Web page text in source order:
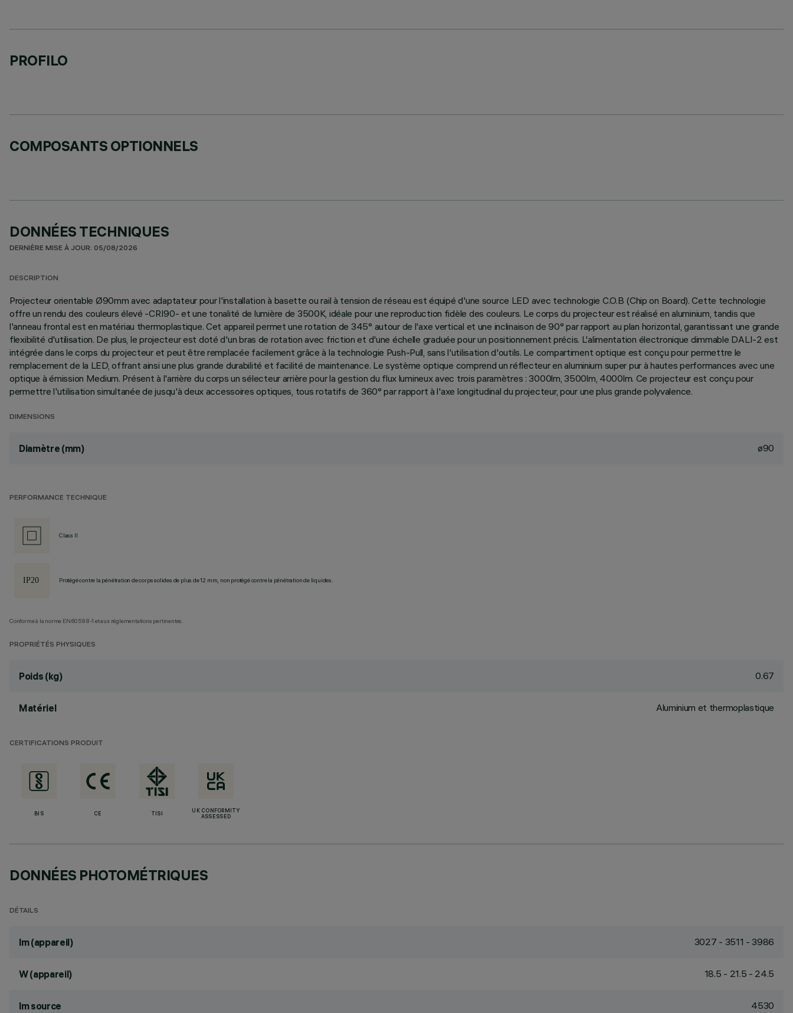
PROFILO
COMPOSANTS OPTIONNELS
DONNÉES TECHNIQUES
DERNIÈRE MISE À JOUR: 05/08/2026
DESCRIPTION
Projecteur orientable Ø90mm avec adaptateur pour l'installation à basette ou rail à tension de réseau est équipé d'une source LED avec technologie C.O.B (Chip on Board). Cette technologie
offre un rendu des couleurs élevé -CRI90- et une tonalité de lumière de 3500K, idéale pour une reproduction fidèle des couleurs. Le corps du projecteur est réalisé en aluminium, tandis que
l'anneau frontal est en matériau thermoplastique. Cet appareil permet une rotation de 345° autour de l'axe vertical et une inclinaison de 90° par rapport au plan horizontal, garantissant une grande
flexibilité d'utilisation. De plus, le projecteur est doté d'un bras de rotation avec friction et d'une échelle graduée pour un positionnement précis. L'alimentation électronique dimmable DALI-2 est
intégrée dans le corps du projecteur et peut être remplacée facilement grâce à la technologie Push-Pull, sans l'utilisation d'outils. Le compartiment optique est conçu pour permettre le
remplacement de la LED, offrant ainsi une plus grande durabilité et facilité de maintenance. Le système optique comprend un réflecteur en aluminium super pur à hautes performances avec une
optique à émission Medium. Présent à l'arrière du corps un sélecteur arrière pour la gestion du flux lumineux avec trois paramètres : 3000lm, 3500lm, 4000lm. Ce projecteur est conçu pour
permettre l'utilisation simultanée de jusqu'à deux accessoires optiques, tous rotatifs de 360° par rapport à l'axe longitudinal du projecteur, pour une plus grande polyvalence.
DIMENSIONS
Diamètre (mm) ø90
PERFORMANCE TECHNIQUE
Class II
Protégé contre la pénétration de corps solides de plus de 12 mm, non protégé contre la pénétration de liquides.
Conforme à la norme EN60598-1 et aux réglementations pertinentes.
PROPRIÉTÉS PHYSIQUES
Poids (kg) 0.67
Matériel Aluminium et thermoplastique
CERTIFICATIONS PRODUIT
BIS CE TISI
UK CONFORMITY
ASSESSED
DONNÉES PHOTOMÉTRIQUES
DÉTAILS
lm (appareil) 3027 - 3511 - 3986
W (appareil) 18.5 - 21.5 - 24.5
lm source 4530